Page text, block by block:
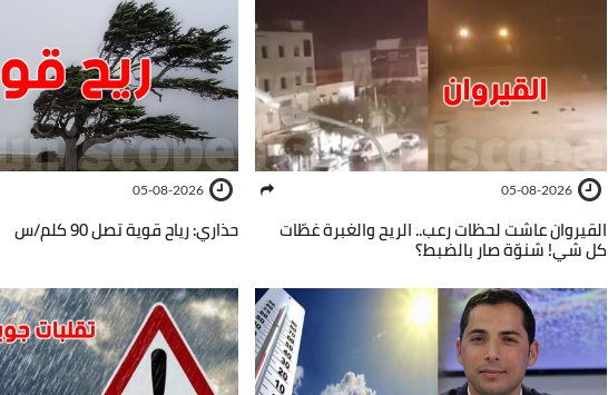
05-08-2026
القيروان عاشت لحظات رعب.. الريح والغبرة غطّات
كل شي! شنوّة صار بالضبط؟
05-08-2026
حذاري: رياح قوية تصل 90 كلم/س